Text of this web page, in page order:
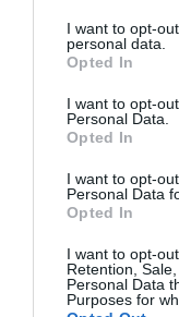
I want to opt-
personal data.
Opted In
I want to opt-
Personal Data.
Opted In
I want to opt-
Personal Data
Opted In
I want to opt-
Retention,
Personal Data
Purposes for
Kvíz
a mixt